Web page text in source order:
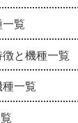
覧
と機種一覧
一覧